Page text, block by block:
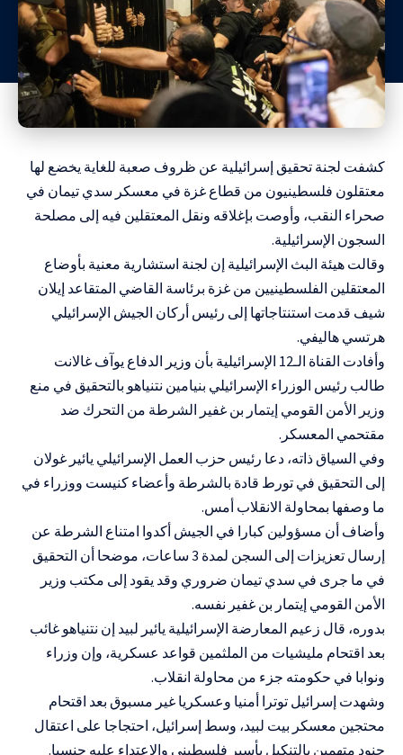
كشفت لجنة تحقيق إسرائيلية عن ظروف صعبة للغاية يخضع لها
معتقلون فلسطينيون من قطاع غزة في معسكر سدي تيمان في
صحراء النقب، وأوصت بإغلاقه ونقل المعتقلين فيه إلى مصلحة
السجون الإسرائيلية.
وقالت هيئة البث الإسرائيلية إن لجنة استشارية معنية بأوضاع
المعتقلين الفلسطينيين من غزة برئاسة القاضي المتقاعد إيلان
شيف قدمت استنتاجاتها إلى رئيس أركان الجيش الإسرائيلي
هرتسي هاليفي.
وأفادت القناة الـ12 الإسرائيلية بأن وزير الدفاع يوآف غالانت
طالب رئيس الوزراء الإسرائيلي بنيامين نتنياهو بالتحقيق في منع
وزير الأمن القومي إيتمار بن غفير الشرطة من التحرك ضد
مقتحمي المعسكر.
وفي السياق ذاته، دعا رئيس حزب العمل الإسرائيلي يائير غولان
إلى التحقيق في تورط قادة بالشرطة وأعضاء كنيست ووزراء في
ما وصفها بمحاولة الانقلاب أمس.
وأضاف أن مسؤولين كبارا في الجيش أكدوا امتناع الشرطة عن
إرسال تعزيزات إلى السجن لمدة 3 ساعات، موضحا أن التحقيق
في ما جرى في سدي تيمان ضروري وقد يقود إلى مكتب وزير
الأمن القومي إيتمار بن غفير نفسه.
بدوره، قال زعيم المعارضة الإسرائيلية يائير لبيد إن نتنياهو غائب
بعد اقتحام مليشيات من الملثمين قواعد عسكرية، وإن وزراء
ونوابا في حكومته جزء من محاولة انقلاب.
وشهدت إسرائيل توترا أمنيا وعسكريا غير مسبوق بعد اقتحام
محتجين معسكر بيت لبيد، وسط إسرائيل، احتجاجا على اعتقال
جنود متهمين بالتنكيل بأسير فلسطيني والاعتداء عليه جنسيا.